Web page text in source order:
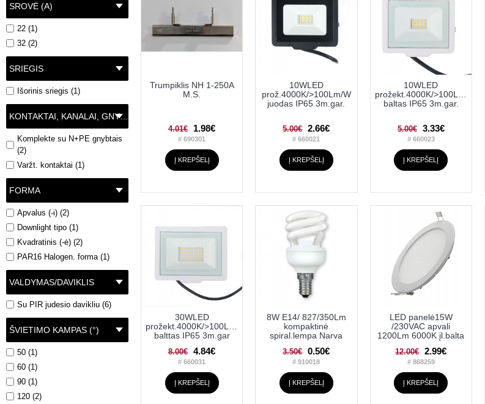
36 (1)
4x14 (2)
50 (1)
SROVĖ (A)
22 (1)
32 (2)
SRIEGIS
Išorinis sriegis (1)
KONTAKTAI, KANALAI, GNYBTAI
Komplekte su N+PE gnybtais
(2)
Varžt. kontaktai (1)
FORMA
Apvalus (-i) (2)
Downlight tipo (1)
Kvadratinis (-ė) (2)
PAR16 Halogen. forma (1)
VALDYMAS/DAVIKLIS
Su PIR judesio davikliu (6)
ŠVIETIMO KAMPAS (°)
50 (1)
60 (1)
90 (1)
120 (2)
Trumpiklis NH 1-250A
M.S.
4.01€ 1.98€
# 690301
Į KREPŠELĮ
10WLED
prož.4000K/>100Lm/W
juodas IP65 3m.gar.
5.00€ 2.66€
# 660021
Į KREPŠELĮ
10WLED
prožekt.4000K/>100Lm/W
baltas IP65 3m.gar.
5.00€ 3.33€
# 660023
Į KREPŠELĮ
30WLED
prožekt.4000K/>100Lm/W
balttas IP65 3m.gar
8.00€ 4.84€
# 660031
Į KREPŠELĮ
8W E14/ 827/350Lm
kompaktinė
spiral.lempa Narva
3.50€ 0.50€
# 910018
Į KREPŠELĮ
LED panelė15W
/230VAC apvali
1200Lm 6000K įl.balta
12.00€ 2.99€
# 868259
Į KREPŠELĮ